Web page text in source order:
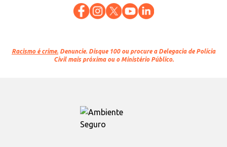
Racismo é crime. Denuncie. Disque 100 ou procure a Delegacia de Polícia
Civil mais próxima ou o Ministério Público.